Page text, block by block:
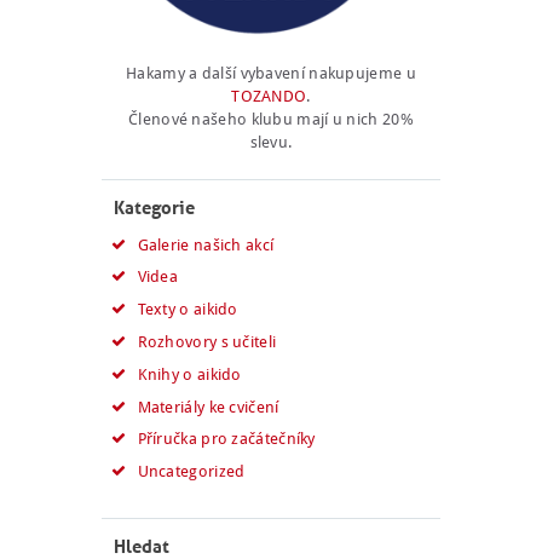
Hakamy a další vybavení nakupujeme u
TOZANDO.
Členové našeho klubu mají u nich 20%
slevu.
Kategorie
Galerie našich akcí
Videa
Texty o aikido
Rozhovory s učiteli
Knihy o aikido
Materiály ke cvičení
Příručka pro začátečníky
Uncategorized
Hledat